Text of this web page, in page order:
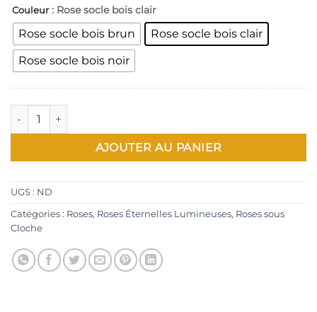
Couleur : Rose socle bois clair
Rose socle bois brun
Rose socle bois clair
Rose socle bois noir
quantité de Rose Éternelle sous Cloche Blanche
AJOUTER AU PANIER
UGS : ND
Catégories : Roses, Roses Éternelles Lumineuses, Roses sous
Cloche